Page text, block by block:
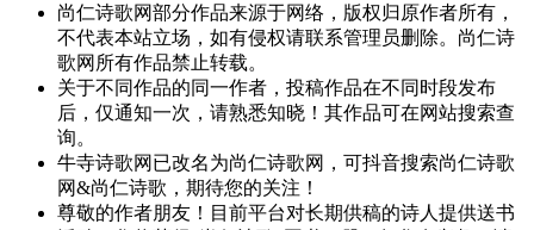
尚仁诗歌网部分作品来源于网络，版权归原作者所有，
不代表本站立场，如有侵权请联系管理员删除。尚仁诗
歌网所有作品禁止转载。
关于不同作品的同一作者，投稿作品在不同时段发布
后，仅通知一次，请熟悉知晓！其作品可在网站搜索查
询。
牛寺诗歌网已改名为尚仁诗歌网，可抖音搜索尚仁诗歌
网&尚仁诗歌，期待您的关注！
尊敬的作者朋友！目前平台对长期供稿的诗人提供送书